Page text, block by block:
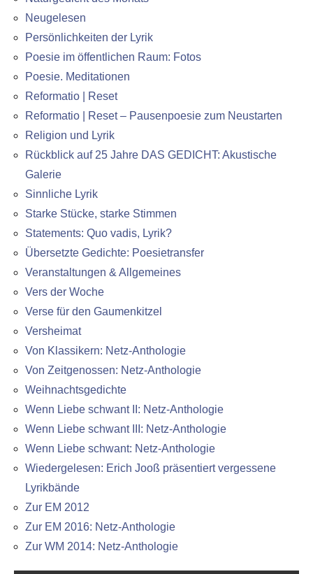
Neugelesen
Persönlichkeiten der Lyrik
Poesie im öffentlichen Raum: Fotos
Poesie. Meditationen
Reformatio | Reset
Reformatio | Reset – Pausenpoesie zum Neustarten
Religion und Lyrik
Rückblick auf 25 Jahre DAS GEDICHT: Akustische
Galerie
Sinnliche Lyrik
Starke Stücke, starke Stimmen
Statements: Quo vadis, Lyrik?
Übersetzte Gedichte: Poesietransfer
Veranstaltungen & Allgemeines
Vers der Woche
Verse für den Gaumenkitzel
Versheimat
Von Klassikern: Netz-Anthologie
Von Zeitgenossen: Netz-Anthologie
Weihnachtsgedichte
Wenn Liebe schwant II: Netz-Anthologie
Wenn Liebe schwant III: Netz-Anthologie
Wenn Liebe schwant: Netz-Anthologie
Wiedergelesen: Erich Jooß präsentiert vergessene
Lyrikbände
Zur EM 2012
Zur EM 2016: Netz-Anthologie
Zur WM 2014: Netz-Anthologie